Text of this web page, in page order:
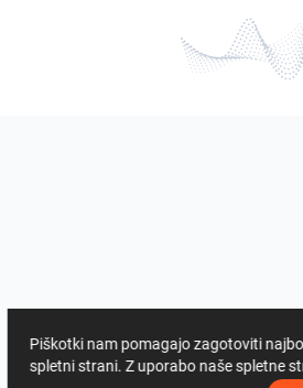
Piškotki nam pomagajo zagotoviti
spletni strani. Z uporabo naše spletne